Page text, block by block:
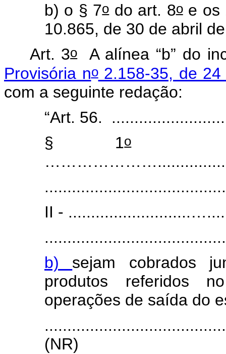
b) o § 7odo art. 8oe os
10.865, de 30 de abril
Art. 3oA alínea “b” do
Provisória no2.158-35, de 24
com a seguinte redação:
“Art. 56.
§ 1o
…………………...............
II -
b) sejam cobrados
produtos referidos
operações de saída do
(NR)